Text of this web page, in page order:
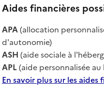
Aides financières
APA(allocation
d'autonomie)
ASH (aide sociale à
APL(aide personnalisée au
En savoir plus sur les aides